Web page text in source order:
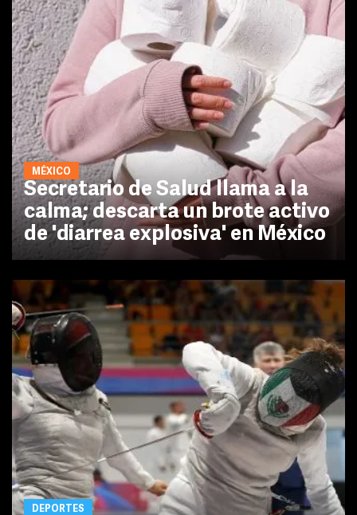
MÉXICO
Secretario de Salud llama a la
calma; descarta un brote activo
de 'diarrea explosiva' en México
DEPORTES